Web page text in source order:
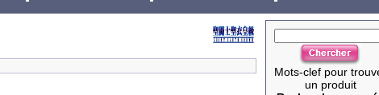
Mots-clef pour
un produit